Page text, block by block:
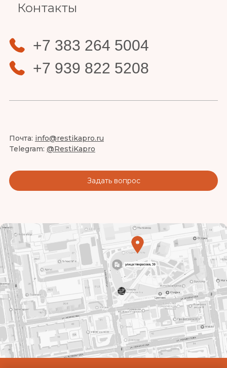
Контакты
+7 383 264 5004
+7 939 822 5208
Почта: info@restikapro.ru
Telegram: @RestiKapro
Задать вопрос